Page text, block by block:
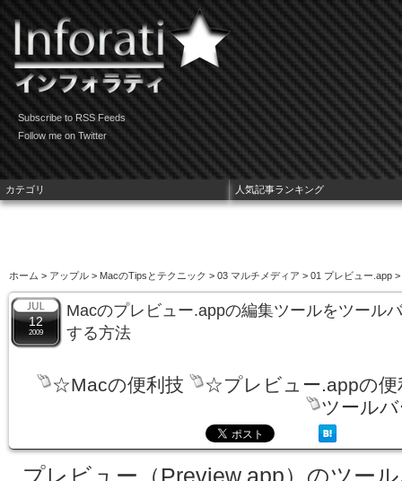
Subscribe to RSS Feeds
Follow me on Twitter
ホーム > アップル > MacのTipsとテクニック > 03 マルチメディア > 01 プレビュー.app >
12
2009
Macのプレビュー.appの編集ツールをツール
する方法
☆Macの便利技
☆プレビュー.appの便
ツール
プレビュー（Preview.app）のツー
カテゴリ 人気記事ランキング